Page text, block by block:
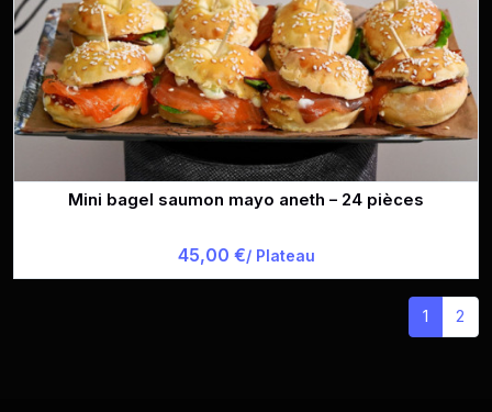
Mini bagel saumon mayo aneth – 24 pièces
45,00 €/ Plateau
1 2